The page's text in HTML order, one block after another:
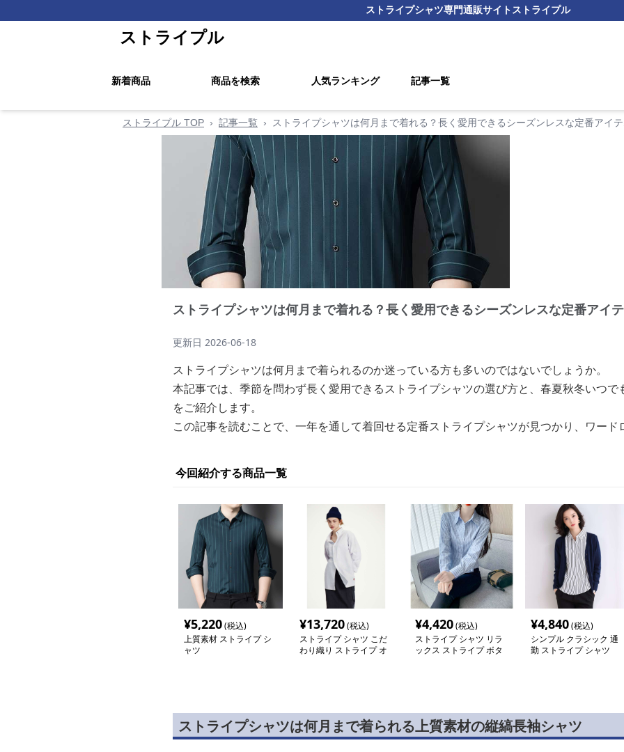
ストライプシャツ専門通販サイト ストライプル
ストライプル
新着商品 商品を検索 人気ランキング 記事一覧
ストライプル TOP › 記事一覧 › ストライプシャツは何月まで着れる？長く愛用できるシーズンレスな定番アイ
ストライプシャツは何月まで着れる？長く愛用できるシーズンレスな定番アイ
更新日 2026-06-18
ストライプシャツは何月まで着られるのか迷っている方も多いのではないでしょうか。
本記事では、季節を問わず長く愛用できるストライプシャツの選び方と、春夏秋冬いつで
をご紹介します。
この記事を読むことで、一年を通して着回せる定番ストライプシャツが見つかり、ワード
今回紹介する商品一覧
¥5,220(税込)
上質素材 ストライプ シ
ャツ
¥13,720(税込)
ストライプ シャツ こだ
わり織り ストライプ オ
¥4,420(税込)
ストライプ シャツ リラ
ックス ストライプ ボタ
¥4,840(税込)
シンプル クラシック 通
勤 ストライプ シャツ
ストライプシャツは何月まで着られる上質素材の縦縞長袖シャツ